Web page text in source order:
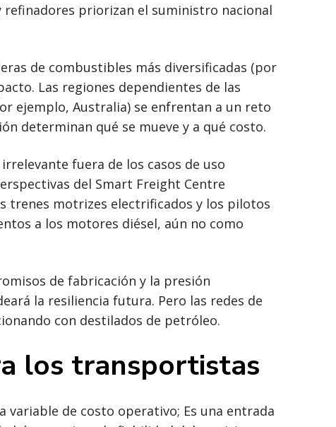
priorizan el suministro nacional
de combustibles más diversificadas (por
Las regiones dependientes de las
ejemplo, Australia) se enfrentan a un reto
determinan qué se mueve y a qué costo.
fuera de los casos de uso
del Smart Freight Centre
trenes motrizes electrificados y los pilotos
a los motores diésel, aún no como
de fabricación y la presión
la resiliencia futura. Pero las redes de
con destilados de petróleo.
los transportistas
variable de costo operativo; Es una entrada